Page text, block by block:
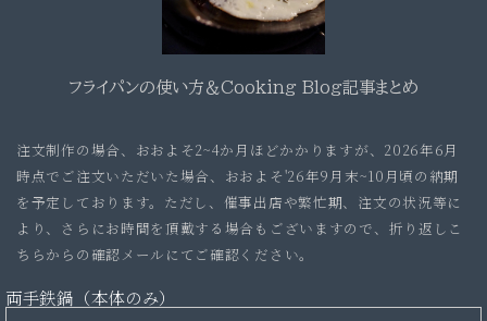
フライパンの使い方＆Cooking Blog記事まとめ
注文制作の場合、おおよそ2~4か月ほどかかりますが、2026年6月
時点でご注文いただいた場合、おおよそ'26年9月 末~10月頃の納期
を予定しております。ただし、催事出店や繁忙期、注文の状況等に
より、さらにお時間を頂戴する場合もございますので、折り返しこ
ちらからの確認メールにてご確認ください。
両手鉄鍋（本体のみ）